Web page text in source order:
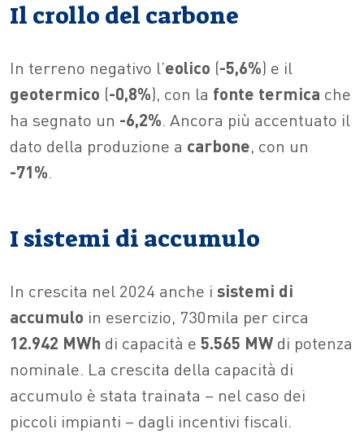
Il crollo del carbone
In terreno negativo l’eolico (-5,6%) e il
geotermico (-0,8%), con la fonte termica che
ha segnato un -6,2%. Ancora più accentuato il
dato della produzione a carbone, con un
-71%.
I sistemi di accumulo
In crescita nel 2024 anche i sistemi di
accumulo in esercizio, 730mila per circa
12.942 MWh di capacità e 5.565 MWdi potenza
nominale. La crescita della capacità di
accumulo è stata trainata – nel caso dei
piccoli impianti – dagli incentivi fiscali.